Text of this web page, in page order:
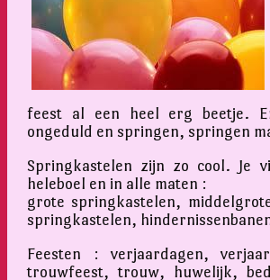
feest al een heel erg beetje.
ongeduld en springen, springen
Springkastelen zijn zo cool. Je
heleboel en in alle maten :
grote springkastelen,
springkastelen,
Feesten : verjaardagen,
trouwfeest, trouw, huwelijk,